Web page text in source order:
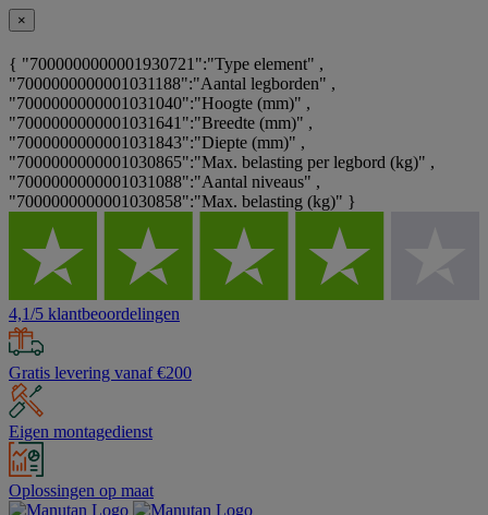
×
{ "7000000000001930721":"Type element" ,
"7000000000001031188":"Aantal legborden" ,
"7000000000001031040":"Hoogte (mm)" ,
"7000000000001031641":"Breedte (mm)" ,
"7000000000001031843":"Diepte (mm)" ,
"7000000000001030865":"Max. belasting per legbord (kg)" ,
"7000000000001031088":"Aantal niveaus" ,
"7000000000001030858":"Max. belasting (kg)" }
4,1/5 klantbeoordelingen
Gratis levering vanaf €200
Eigen montagedienst
Oplossingen op maat